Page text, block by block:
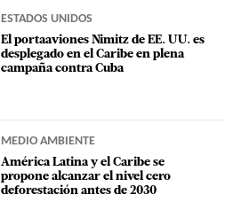
ESTADOS UNIDOS
El portaaviones Nimitz de EE. UU. es
desplegado en el Caribe en plena
campaña contra Cuba
MEDIO AMBIENTE
América Latina y el Caribe se
propone alcanzar el nivel cero
deforestación antes de 2030